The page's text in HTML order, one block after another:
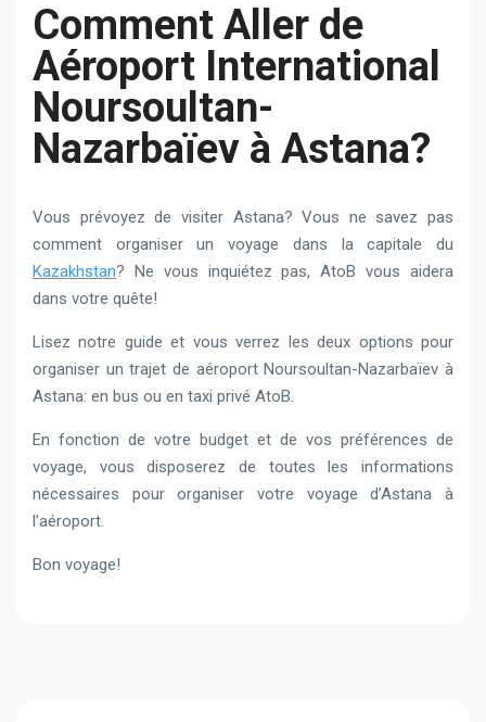
Сomment Aller de
Aéroport International
Noursoultan-
Nazarbaïev à Astana?
Vous prévoyez de visiter Astana? Vous ne savez pas
comment organiser un voyage dans la capitale du
Kazakhstan? Ne vous inquiétez pas, AtoB vous aidera
dans votre quête!
Lisez notre guide et vous verrez les deux options pour
organiser un trajet de aéroport Noursoultan-Nazarbaïev à
Astana: en bus ou en taxi privé AtoB.
En fonction de votre budget et de vos préférences de
voyage, vous disposerez de toutes les informations
nécessaires pour organiser votre voyage d’Astana à
l’aéroport.
Bon voyage!